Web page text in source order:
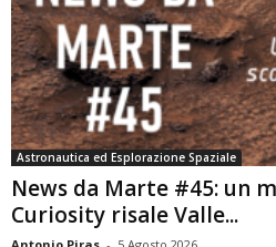
Astronautica ed Esplorazione Spaziale
News da Marte #45: un
Curiosity risale Valle...